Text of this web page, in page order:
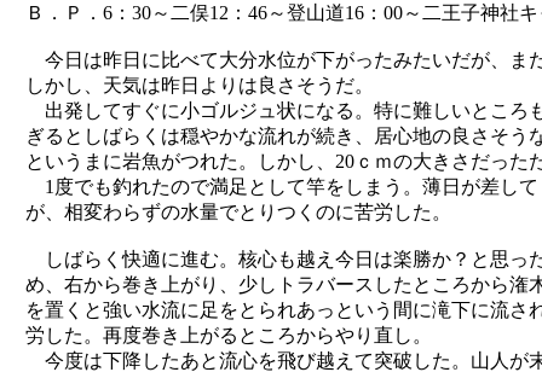
Ｂ．Ｐ．6：30～二俣12：46～登山道16：00～二王子神社
今日は昨日に比べて大分水位が下がったみたいだが、ま
しかし、天気は昨日よりは良さそうだ。
出発してすぐに小ゴルジュ状になる。特に難しいところ
ぎるとしばらくは穏やかな流れが続き、居心地の良さそ
というまに岩魚がつれた。しかし、20ｃｍの大きさだった
1度でも釣れたので満足として竿をしまう。薄日が差し
が、相変わらずの水量でとりつくのに苦労した。
しばらく快適に進む。核心も越え今日は楽勝か？と思っ
め、右から巻き上がり、少しトラバースしたところから
を置くと強い水流に足をとられあっという間に滝下に流
労した。再度巻き上がるところからやり直し。
今度は下降したあと流心を飛び越えて突破した。山人が